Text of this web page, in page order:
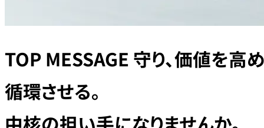
TOP MESSAGE 守り、価値を高
循環させる。